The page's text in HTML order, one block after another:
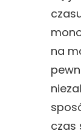
na
czas